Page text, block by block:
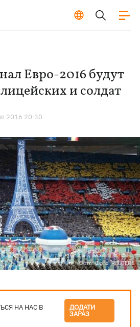
Евро-2016 будут
и солдат
2016 20:30
Фото: Фото: REUTERS
НА НАС В ДОДАТИ
ЗАРАЗ